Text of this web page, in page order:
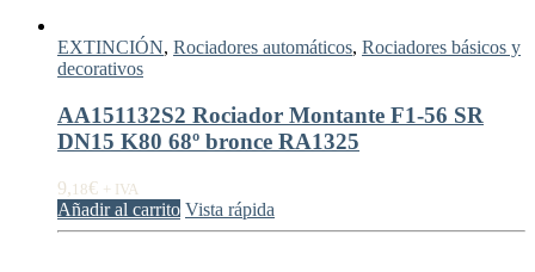
EXTINCIÓN, Rociadores automáticos, Rociadores básicos y
decorativos
AA151132S2 Rociador Montante F1-56 SR
DN15 K80 68º bronce RA1325
9, 18€ + IVA
Añadir al carrito Vista rápida